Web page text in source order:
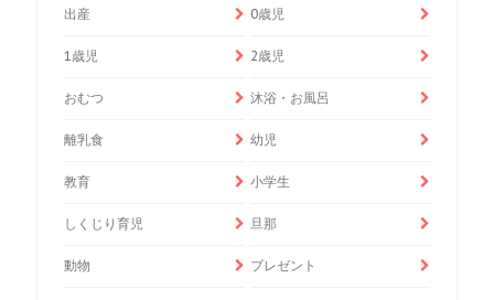
出産 0歳児
1歳児 2歳児
おむつ 沐浴・お風呂
離乳食 幼児
教育 小学生
しくじり育児 旦那
動物 プレゼント